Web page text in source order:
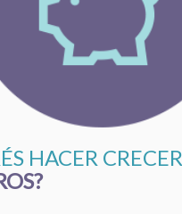
HACER